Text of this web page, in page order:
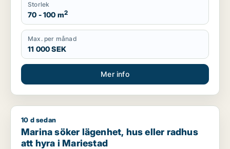
Storlek
70 - 100 m2
Max. per månad
11 000 SEK
Mer info
Marina söker lägenhet, hus eller radhus att hyra i Mariestad
10 d sedan
Marina söker lägenhet, hus eller radhus
att hyra i Mariestad